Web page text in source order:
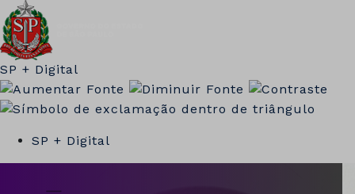
SP + Digital
SP + Digital